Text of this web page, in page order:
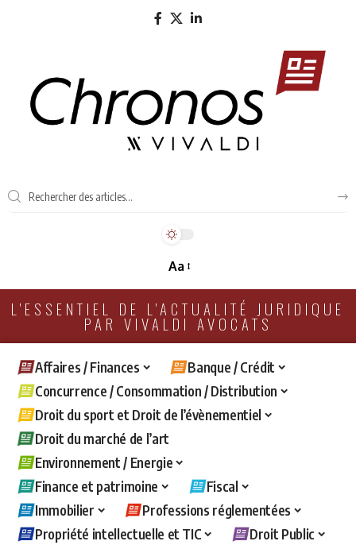
Aa
L'ESSENTIEL DE L'ACTUALITÉ JURIDIQUE
PAR VIVALDI AVOCATS
Affaires / Finances
Banque / Crédit
Concurrence / Consommation / Distribution
Droit du sport et Droit de l’évènementiel
Droit du marché de l’art
Environnement / Energie
Finance et patrimoine
Fiscal
Immobilier
Professions réglementées
Propriété intellectuelle et TIC
Droit Public